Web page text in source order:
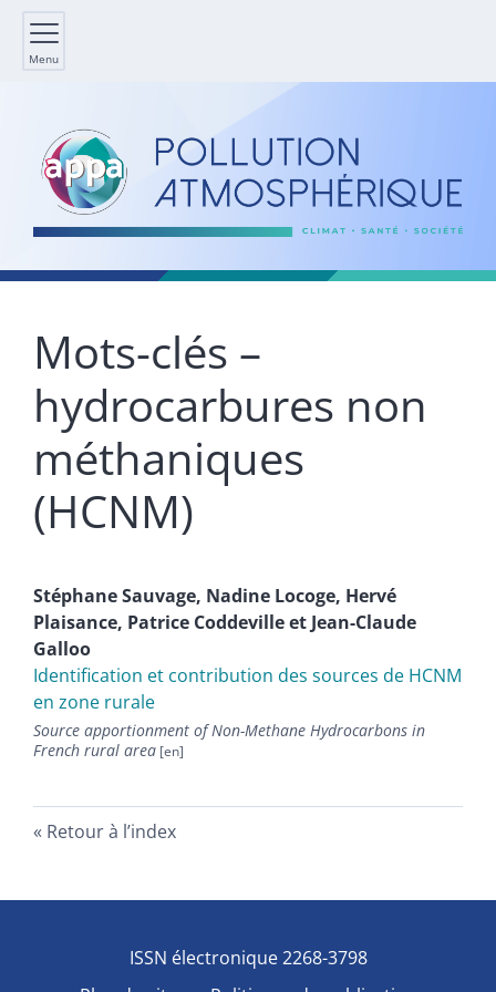
Menu
Mots-clés –
hydrocarbures non
méthaniques
(HCNM)
StéphaneSauvage, Nadine Locoge, Hervé
Plaisance, Patrice Coddevilleet Jean-Claude
Galloo
Identification et contribution des sources de HCNM
en zone rurale
Source apportionment of Non-Methane Hydrocarbons in
French rural area
Retour à l’index
ISSN électronique 2268-3798